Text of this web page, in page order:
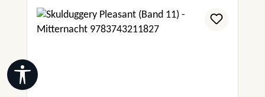
Werkzeugleiste anzeigen